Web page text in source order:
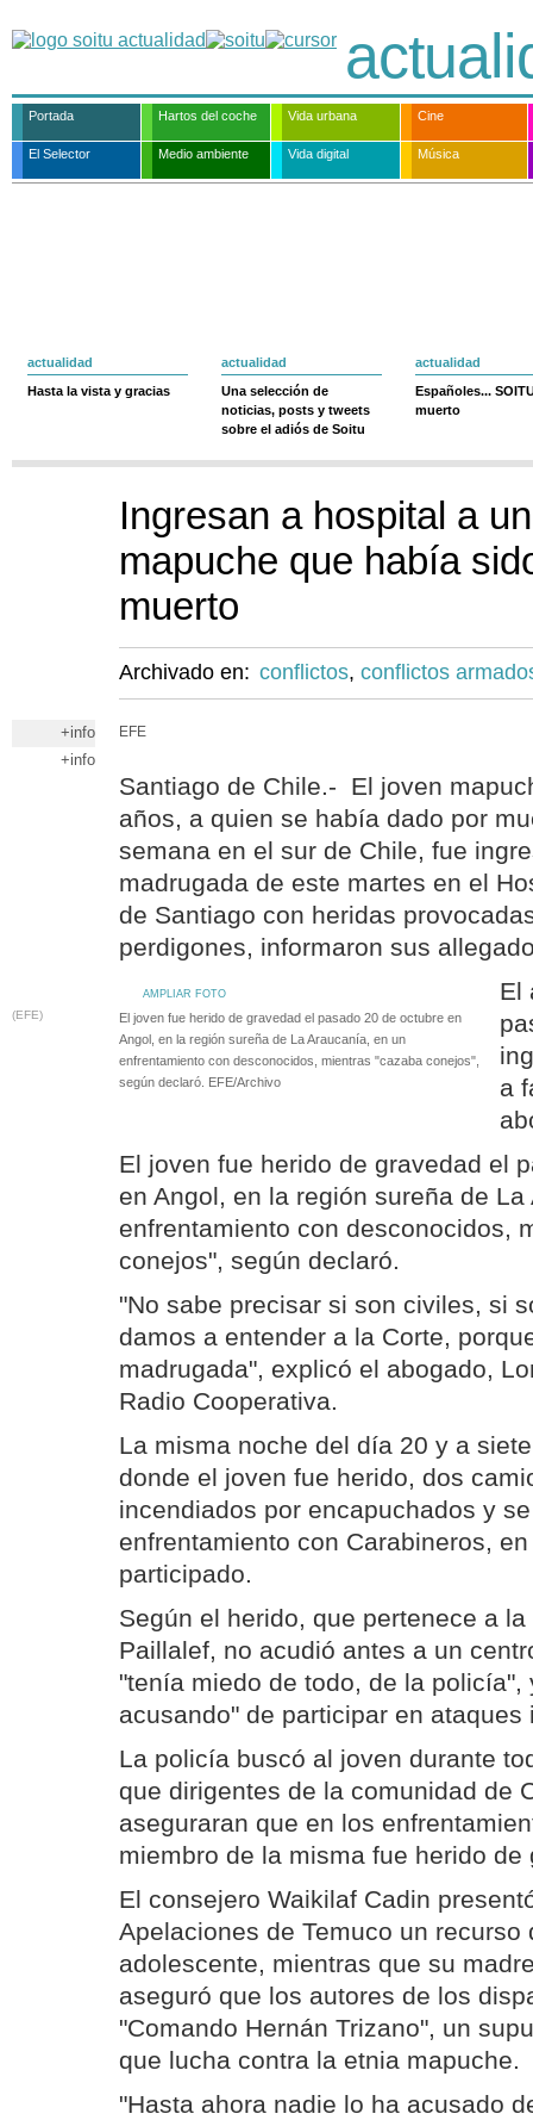
Portada Hartos del coche Vida urbana Cine
El Selector Medio ambiente Vida digital Música
actualidad
Hasta la vista y gracias
actualidad
Una selección de
noticias, posts y tweets
sobre el adiós de Soitu
actualidad
Españoles...
muerto
Ingresan a hospital a
mapuche que había
muerto
Archivado en: conflictos, conflictos
+info
+info
EFE
Santiago de Chile.- El joven
años, a quien se había dado por
semana en el sur de Chile, fue
madrugada de este martes en el
de Santiago con heridas
perdigones, informaron sus
AMPLIAR FOTO
(EFE)
El joven fue herido de gravedad el pasado 20 de octubre en
Angol, en la región sureña de La Araucanía, en un
enfrentamiento con desconocidos, mientras "cazaba conejos",
según declaró. EFE/Archivo
El
a
El joven fue herido de gravedad el
en Angol, en la región sureña de
enfrentamiento con desconocidos,
conejos", según declaró.
"No sabe precisar si son civiles, si
damos a entender a la Corte,
madrugada", explicó el abogado,
Radio Cooperativa.
La misma noche del día 20 y a
donde el joven fue herido, dos
incendiados por encapuchados y
enfrentamiento con Carabineros,
participado.
Según el herido, que pertenece a
Paillalef, no acudió antes a un
"tenía miedo de todo, de la policía",
acusando" de participar en ataques
La policía buscó al joven durante
que dirigentes de la comunidad de
aseguraran que en los
miembro de la misma fue herido de
El consejero Waikilaf Cadin
Apelaciones de Temuco un recurso
adolescente, mientras que su
aseguró que los autores de los
"Comando Hernán Trizano", un
que lucha contra la etnia mapuche.
"Hasta ahora nadie lo ha acusado